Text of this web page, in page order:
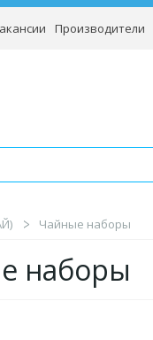
Производители
Чайные наборы
наборы